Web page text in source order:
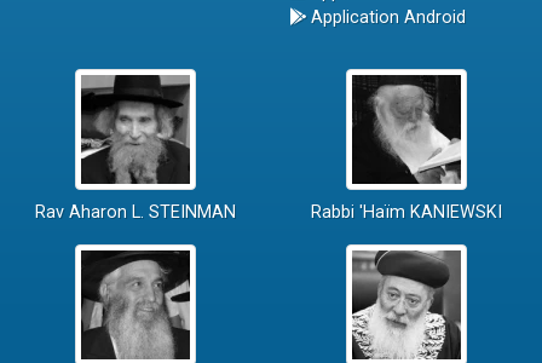
Application Android
Rav Aharon L. STEINMAN Rabbi 'Haïm KANIEWSKI